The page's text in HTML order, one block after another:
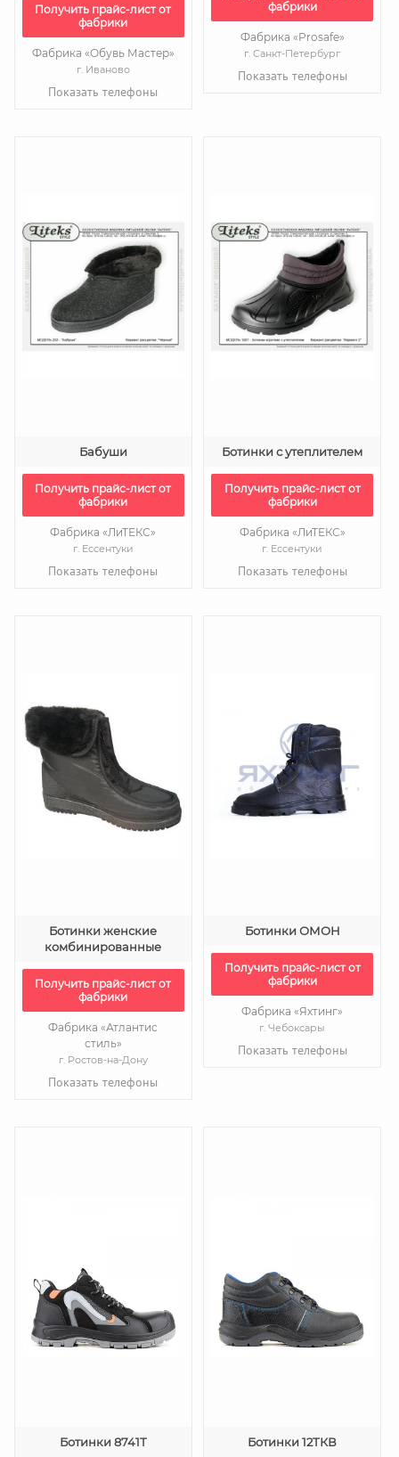
Получить прайс-лист от
фабрики
Фабрика «Обувь Мастер»
г. Иваново
Показать телефоны
фабрики
Фабрика «Prosafe»
г. Санкт-Петербург
Показать телефоны
Бабуши
Получить прайс-лист от
фабрики
Фабрика «ЛиТЕКС»
г. Ессентуки
Показать телефоны
Ботинки с утеплителем
Получить прайс-лист от
фабрики
Фабрика «ЛиТЕКС»
г. Ессентуки
Показать телефоны
Ботинки женские
комбинированные
Получить прайс-лист от
фабрики
Фабрика «Атлантис
стиль»
г. Ростов-на-Дону
Показать телефоны
Ботинки ОМОН
Получить прайс-лист от
фабрики
Фабрика «Яхтинг»
г. Чебоксары
Показать телефоны
Ботинки 8741Т Ботинки 12ТКВ